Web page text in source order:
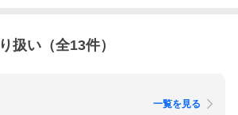
扱い（全13件）
一覧を見る